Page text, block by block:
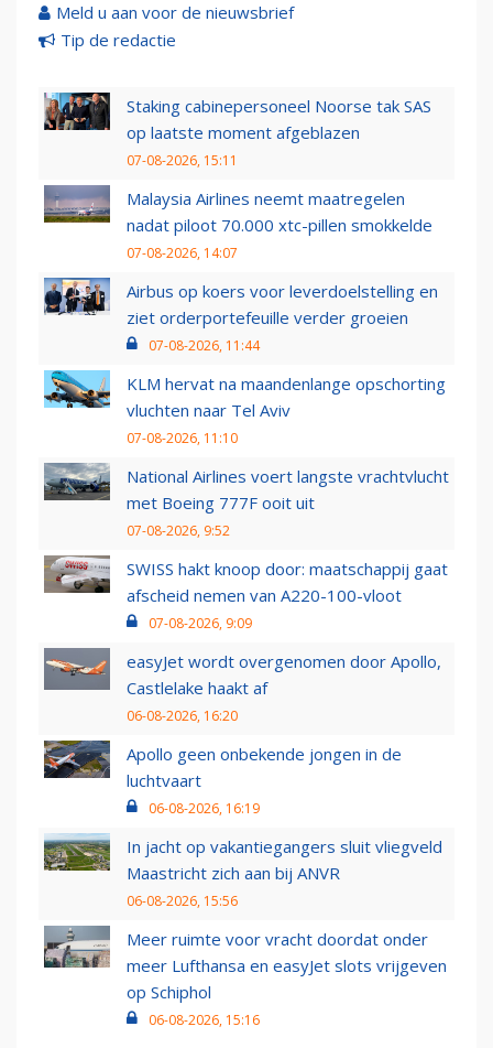
Meld u aan voor de nieuwsbrief
Tip de redactie
Staking cabinepersoneel Noorse tak SAS
op laatste moment afgeblazen
07-08-2026, 15:11
Malaysia Airlines neemt maatregelen
nadat piloot 70.000 xtc-pillen smokkelde
07-08-2026, 14:07
Airbus op koers voor leverdoelstelling en
ziet orderportefeuille verder groeien
07-08-2026, 11:44
KLM hervat na maandenlange opschorting
vluchten naar Tel Aviv
07-08-2026, 11:10
National Airlines voert langste vrachtvlucht
met Boeing 777F ooit uit
07-08-2026, 9:52
SWISS hakt knoop door: maatschappij gaat
afscheid nemen van A220-100-vloot
07-08-2026, 9:09
easyJet wordt overgenomen door Apollo,
Castlelake haakt af
06-08-2026, 16:20
Apollo geen onbekende jongen in de
luchtvaart
06-08-2026, 16:19
In jacht op vakantiegangers sluit vliegveld
Maastricht zich aan bij ANVR
06-08-2026, 15:56
Meer ruimte voor vracht doordat onder
meer Lufthansa en easyJet slots vrijgeven
op Schiphol
06-08-2026, 15:16